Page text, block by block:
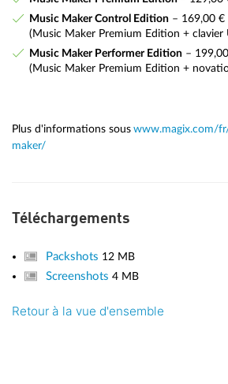
Music Maker Control Edition– 169,00 €
(Music Maker Premium Edition + clavier
Music Maker Performer Edition–
(Music Maker Premium Edition +
Plus d'informations sous www.magix.com/
maker/
Téléchargements
Packshots 12 MB
Screenshots4 MB
Retour à la vue d'ensemble